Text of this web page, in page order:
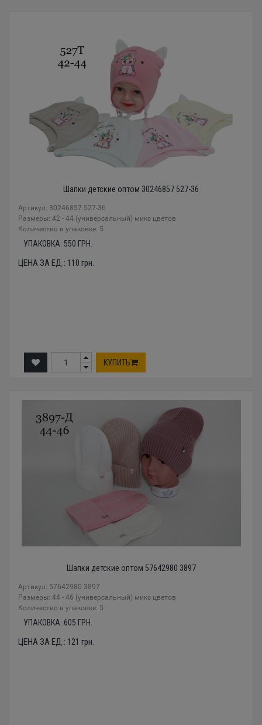
Шапки детские оптом 30246857 527-36
Артикул: 30246857 527-36
Размеры: 42 - 44 (универсальный) микс цветов
Количество в упаковке: 5
УПАКОВКА: 550 ГРН.
ЦЕНА ЗА ЕД.: 110 грн.
КУПИТЬ
Шапки детские оптом 57642980 3897
Артикул: 57642980 3897
Размеры: 44 - 46 (универсальный) микс цветов
Количество в упаковке: 5
УПАКОВКА: 605 ГРН.
ЦЕНА ЗА ЕД.: 121 грн.